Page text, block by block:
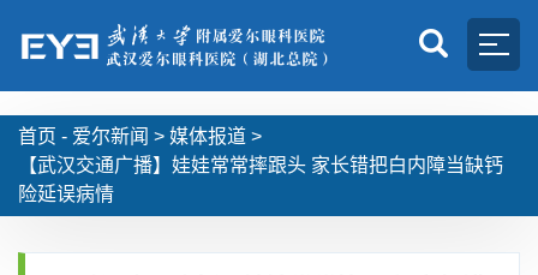
首页 - 爱尔新闻 > 媒体报道 >
【武汉交通广播】娃娃常常摔跟头 家长错把白内障当缺钙
险延误病情